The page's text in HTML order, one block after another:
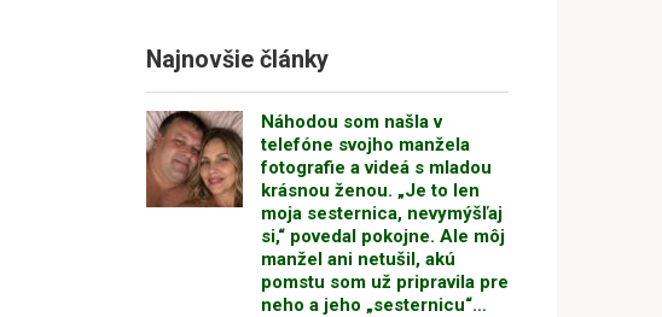
Najnovšie články
Náhodou som našla v
telefóne svojho manžela
fotografie a videá s mladou
krásnou ženou. „Je to len
moja sesternica, nevymýšľaj
si,“ povedal pokojne. Ale môj
manžel ani netušil, akú
pomstu som už pripravila pre
neho a jeho „sesternicu“…